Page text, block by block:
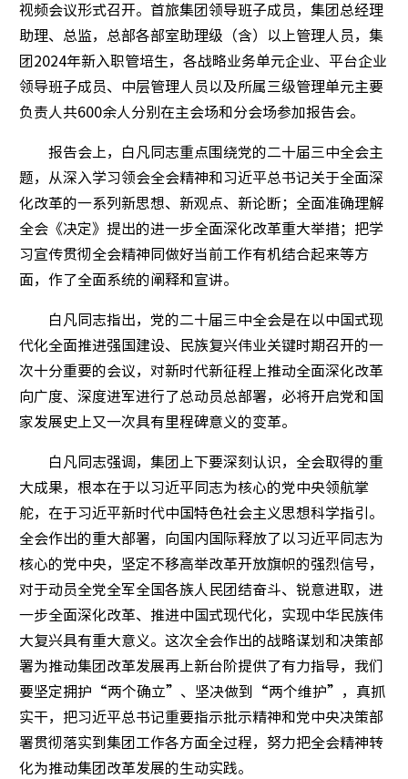
出行
首旅酒
首旅党
公益活
社会责
人才招
视频会议形式召开。首旅集团领导班子成员，集团总经理
助理、总监，总部各部室助理级（含）以上管理人员，集
团2024年新入职管培生，各战略业务单元企业、平台企业
领导班子成员、中层管理人员以及所属三级管理单元主要
负责人共600余人分别在主会场和分会场参加报告会。
报告会上，白凡同志重点围绕党的二十届三中全会主
题，从深入学习领会全会精神和习近平总书记关于全面深
化改革的一系列新思想、新观点、新论断；全面准确理解
全会《决定》提出的进一步全面深化改革重大举措；把学
习宣传贯彻全会精神同做好当前工作有机结合起来等方
面，作了全面系统的阐释和宣讲。
白凡同志指出，党的二十届三中全会是在以中国式现
代化全面推进强国建设、民族复兴伟业关键时期召开的一
次十分重要的会议，对新时代新征程上推动全面深化改革
向广度、深度进军进行了总动员总部署，必将开启党和国
家发展史上又一次具有里程碑意义的变革。
白凡同志强调，集团上下要深刻认识，全会取得的重
大成果，根本在于以习近平同志为核心的党中央领航掌
舵，在于习近平新时代中国特色社会主义思想科学指引。
全会作出的重大部署，向国内国际释放了以习近平同志为
核心的党中央，坚定不移高举改革开放旗帜的强烈信号，
对于动员全党全军全国各族人民团结奋斗、锐意进取，进
一步全面深化改革、推进中国式现代化，实现中华民族伟
大复兴具有重大意义。这次全会作出的战略谋划和决策部
署为推动集团改革发展再上新台阶提供了有力指导，我们
要坚定拥护“两个确立”、坚决做到“两个维护”，真抓
实干，把习近平总书记重要指示批示精神和党中央决策部
署贯彻落实到集团工作各方面全过程，努力把全会精神转
化为推动集团改革发展的生动实践。